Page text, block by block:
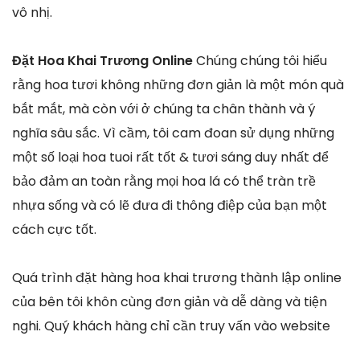
vô nhị.
Đặt Hoa Khai Trương OnlineChúng chúng tôi hiểu
rằng hoa tươi không những đơn giản là một món quà
bắt mắt, mà còn với ở chúng ta chân thành và ý
nghĩa sâu sắc. Vì cầm, tôi cam đoan sử dụng những
một số loại hoa tuoi rất tốt & tươi sáng duy nhất để
bảo đảm an toàn rằng mọi hoa lá có thể tràn trề
nhựa sống và có lẽ đưa đi thông điệp của bạn một
cách cực tốt.
Quá trình đặt hàng hoa khai trương thành lập online
của bên tôi khôn cùng đơn giản và dễ dàng và tiện
nghi. Quý khách hàng chỉ cần truy vấn vào website